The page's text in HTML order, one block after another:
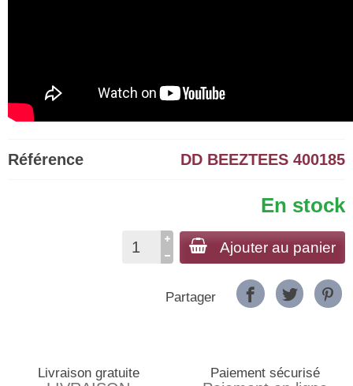
Référence DD BEEZTEES 400185
En stock
Ajouter au panier
Partager
Livraison gratuite Paiement sécurisé